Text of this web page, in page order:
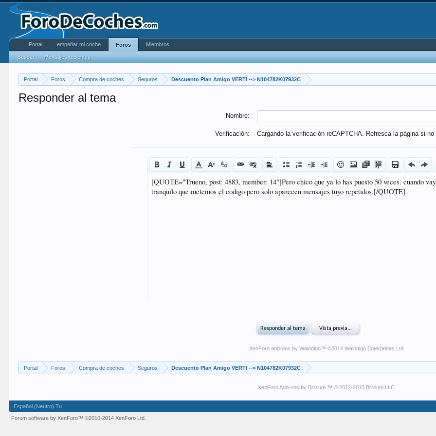
Portal Foros Compra de coches Seguros Descuento Plan Amigo VERTI --> N104782K07932C
Responder al tema
Nombre:
Verificación: Cargando la verificación reCAPTCHA. Refresca la página si no
XenForo add-ons by Waindigo™ ©2014 Waindigo Enterprises Ltd
Portal Foros Compra de coches Seguros Descuento Plan Amigo VERTI --> N104782K07932C
XenForo Add-ons by Brivium ™ © 2012-2013 Brivium LLC.
Portal empeñar mi coche Foros
Buscar Mensajes recientes
Miembros
Español (Neutro) Tu
Forum software by XenForo™©2010-2014 XenForo Ltd.